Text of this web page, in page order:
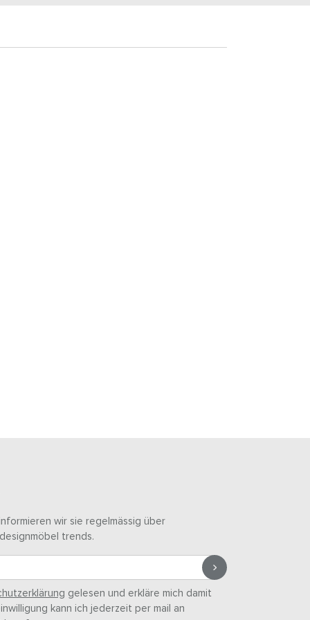
wir sie regelmässig über
trends.
gelesen und erkläre mich damit
kann ich jederzeit per mail an